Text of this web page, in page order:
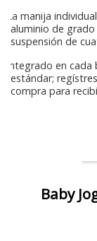
La manija
aluminio de
suspensión de
Integrado en
estándar;
compra para
Baby